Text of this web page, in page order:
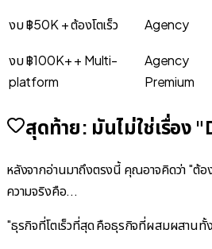
งบ ฿50K + ต้องโตเร็ว Agency
งบ ฿100K+ + Multi-
platform
Agency
Premium
สุดท้าย: มันไม่ใช่เรื่อง
หลังจากอ่านมาถึงตรงนี้ คุณอาจคิดว่า "ต้อ
ความจริงคือ...
"ธุรกิจที่โตเร็วที่สุด คือธุรกิจที่ผสมผสานทั้